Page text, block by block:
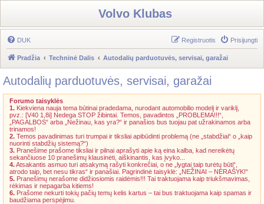
Volvo Klubas
DUK Prisijungti
Registruotis
Pradžia Techninė Dalis Autodalių parduotuvės, servisai, garažai
Autodalių parduotuvės, servisai, garažai
Forumo taisyklės
1. Kiekviena nauja tema būtinai pradedama, nurodant automobilio modelį ir variklį,
pvz.: [V40 1,8i] Nedega STOP žibintai. Temos, pavadintos „PROBLEMA!!!“,
„PAGALBOS“ arba „Nežinau, kas yra?“ ir panašios bus tuojau pat užrakinamos arba
trinamos!
2. Temos pavadinimas turi trumpai ir tiksliai apibūdinti problemą (ne „stabdžiai“ o „kaip
nuorinti stabdžių sistemą?“)
3. Pranešime prašome tiksliai ir pilnai aprašyti apie ką eina kalba, kad nereikėtų
sekančiuose 10 pranešimų klausinėti, aiškinantis, kas įvyko...
4.Atsakantis asmuo turi atsakymą rašyti konkrečiai, o ne „lygtai taip turėtų būti“,
atrodo taip, bet nesu tikras“ ir panašiai. Pagrindinė taisyklė: „NEŽINAI – NERAŠYK!“
5. Pranešimų nerašome didžiosiomis raidėmis!!! Tai traktuojama kaip triukšmavimas,
rėkimas ir nepagarba kitiems!
6. Prašome nekurti tokių pačių temų kelis kartus – tai bus traktuojama kaip spamas ir
baudžiama perspėjimu.